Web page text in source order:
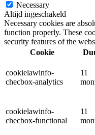
Necessary
Altijd ingeschakeld
Necessary cookies are
function properly. These
security features of the
Cookie
cookielawinfo-
checbox-analytics
11
cookielawinfo-
checbox-functional
11